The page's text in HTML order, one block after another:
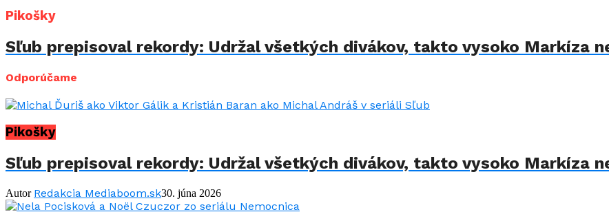
Pikošky
Sľub prepisoval rekordy: Udržal všetkých divákov, takto vysoko Markíza
Odporúčame
Pikošky
Sľub prepisoval rekordy: Udržal všetkých divákov, takto vysoko Markíza
Autor Redakcia Mediaboom.sk30. júna 2026